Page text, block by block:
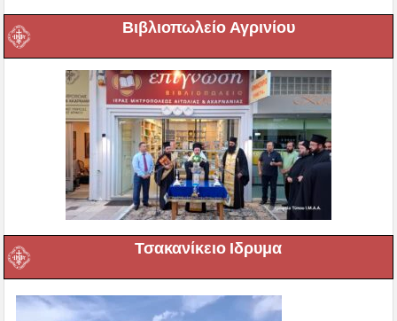
Βιβλιοπωλείο Αγρινίου
Τσακανίκειο Ιδρυμα